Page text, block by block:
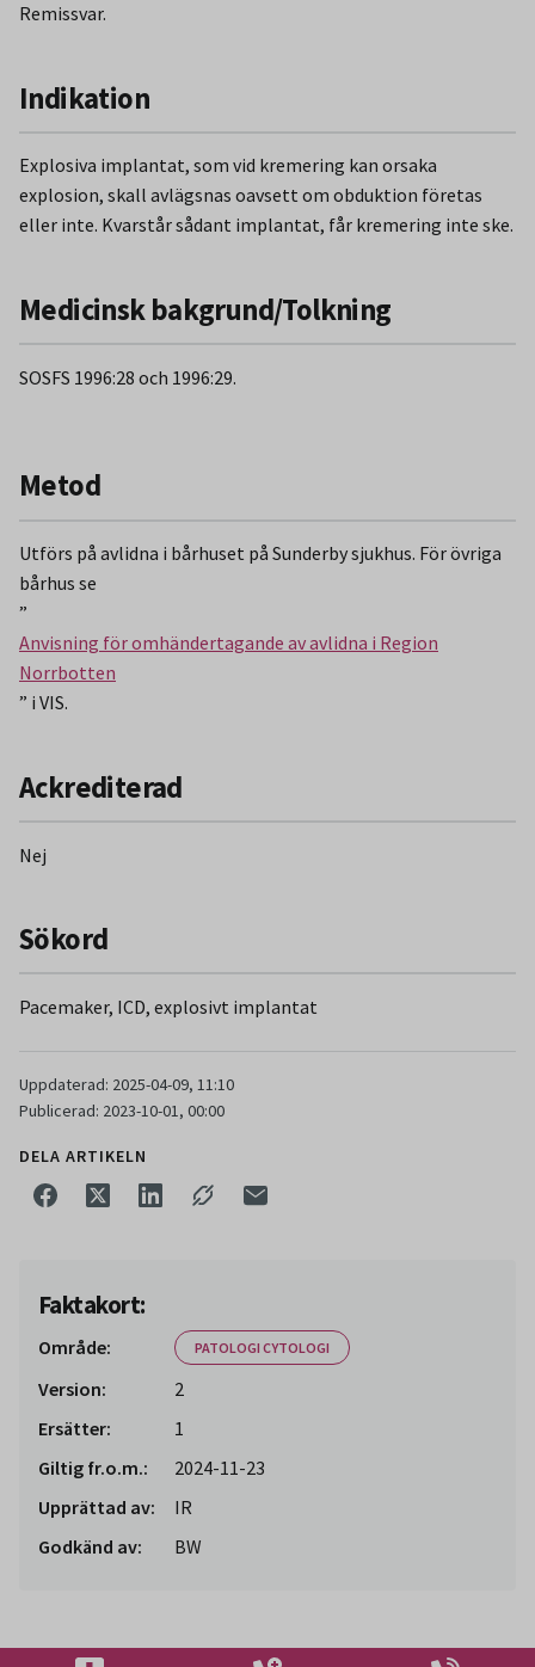
Remissvar.
Indikation
Explosiva implantat, som vid kremering kan orsaka
explosion, skall avlägsnas oavsett om obduktion företas
eller inte. Kvarstår sådant implantat, får kremering inte ske.
Medicinsk bakgrund/Tolkning
SOSFS 1996:28 och 1996:29.
Metod
Utförs på avlidna i bårhuset på Sunderby sjukhus. För övriga
bårhus se
”
Anvisning för omhändertagande av avlidna i Region
Norrbotten
” i VIS.
Ackrediterad
Nej
Sökord
Pacemaker, ICD, explosivt implantat
Uppdaterad: 2025-04-09, 11:10
Publicerad: 2023-10-01, 00:00
DELA ARTIKELN
Faktakort:
Område: PATOLOGI CYTOLOGI
Version:
2
Ersätter:
1
Giltig fr.o.m.:
2024-11-23
Upprättad av:
IR
Godkänd av:
BW